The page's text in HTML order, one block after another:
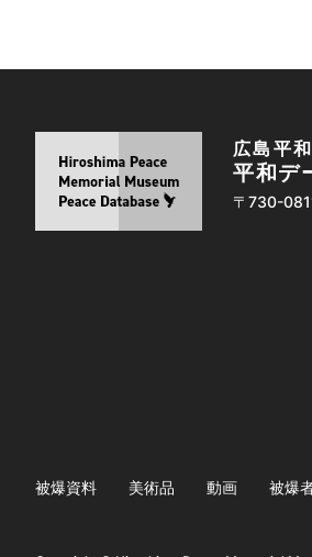
広島平
平和デ
〒730-
被爆資料 美術品 動画 被爆